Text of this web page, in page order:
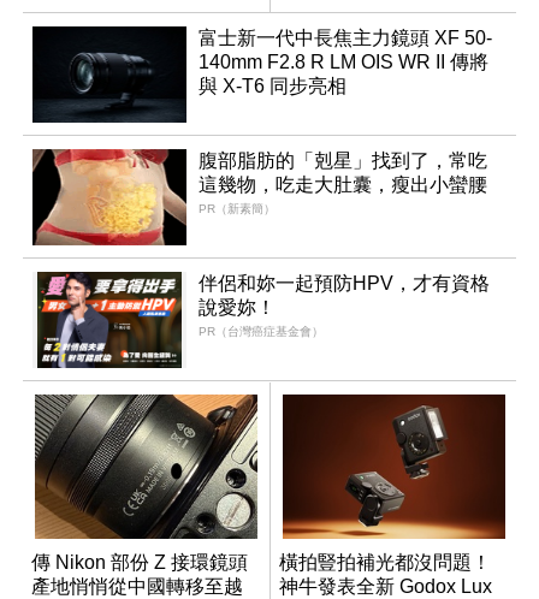
富士新一代中長焦主力鏡頭 XF 50-
140mm F2.8 R LM OIS WR II 傳將
與 X-T6 同步亮相
腹部脂肪的「剋星」找到了，常吃
這幾物，吃走大肚囊，瘦出小蠻腰
PR（新素簡）
伴侶和妳一起預防HPV，才有資格
說愛妳！
PR（台灣癌症基金會）
傳 Nikon 部份 Z 接環鏡頭
產地悄悄從中國轉移至越
橫拍豎拍補光都沒問題！
神牛發表全新 Godox Lux